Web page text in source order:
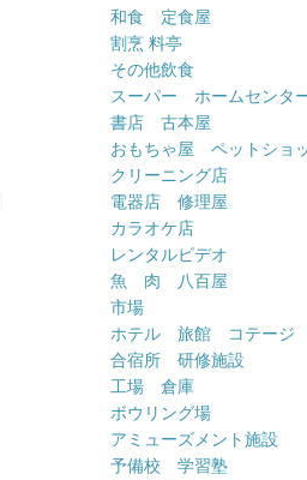
和食 定食屋
割烹 料亭
その他飲食
スーパー ホームセンタ
書店 古本屋
おもちゃ屋 ペットショ
クリーニング店
電器店 修理屋
カラオケ店
レンタルビデオ
魚 肉 八百屋
市場
ホテル 旅館 コテージ
合宿所 研修施設
工場 倉庫
ボウリング場
アミューズメント施設
予備校 学習塾